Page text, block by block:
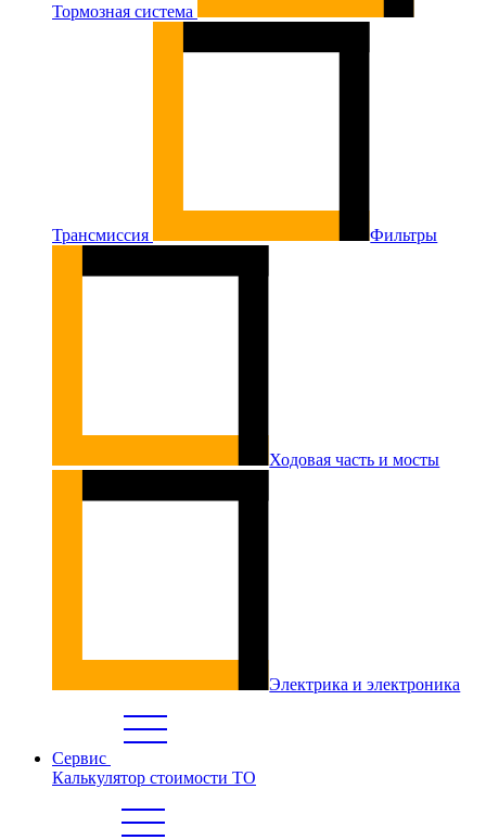
Тормозная система
Трансмиссия Фильтры
Ходовая часть и мосты
Электрика и электроника
Сервис
Калькулятор стоимости ТО